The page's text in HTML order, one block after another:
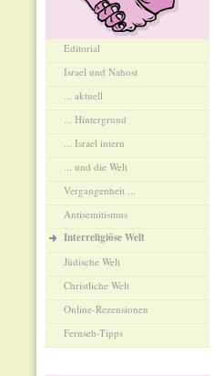
Editorial
Israel und Nahost
... aktuell
... Hintergrund
... Israel intern
... und die Welt
Vergangenheit ...
Antisemitismus
Interreligiöse Welt
Jüdische Welt
Christliche Welt
Online-Rezensionen
Fernseh-Tipps